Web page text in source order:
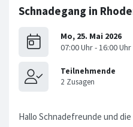
Schnadegang in
Hallo Schnadefreunde und